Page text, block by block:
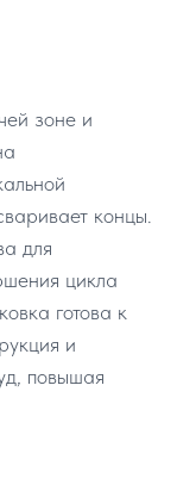
зоне и
концы.
для
цикла
готова к
и
повышая